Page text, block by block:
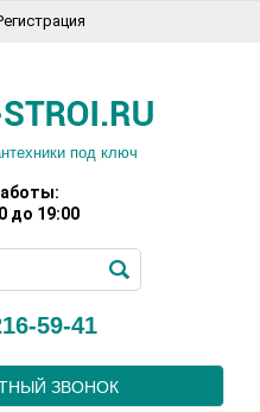
под ключ
до 19:00
59-41
ЗВОНОК